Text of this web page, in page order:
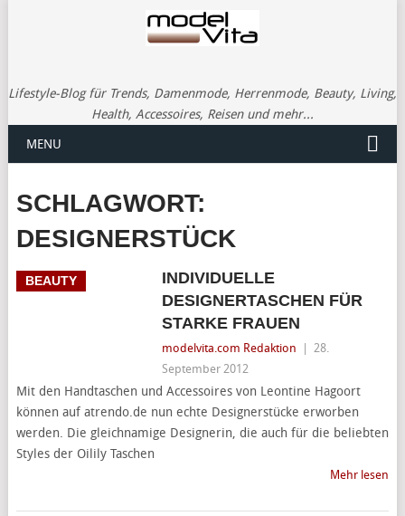
Lifestyle-Blog für Trends, Damenmode, Herrenmode, Beauty, Living,
Health, Accessoires, Reisen und mehr...
MENU
SCHLAGWORT:
DESIGNERSTÜCK
BEAUTY
INDIVIDUELLE
DESIGNERTASCHEN FÜR
STARKE FRAUEN
modelvita.com Redaktion
28.
September 2012
Mit den Handtaschen und Accessoires von Leontine Hagoort
können auf atrendo.de nun echte Designerstücke erworben
werden. Die gleichnamige Designerin, die auch für die beliebten
Styles der Oilily Taschen
Mehr lesen